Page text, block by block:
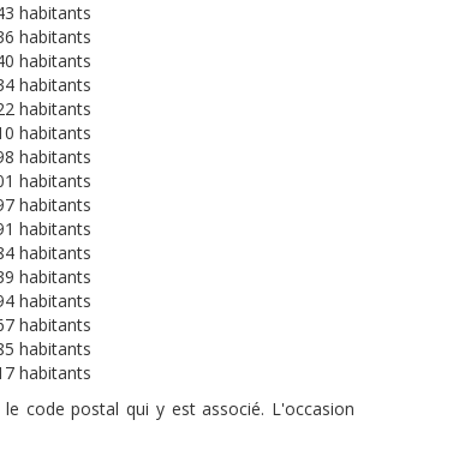
habitants
habitants
habitants
habitants
habitants
habitants
habitants
habitants
habitants
habitants
habitants
habitants
habitants
habitants
habitants
habitants
code postal qui y est associé. L'occasion